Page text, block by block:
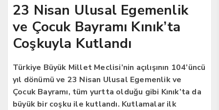
23 Nisan Ulusal Egemenlik
ve Çocuk Bayramı Kınık’ta
Coşkuyla Kutlandı
Türkiye Büyük Millet Meclisi’nin açılışının 104’üncü
yıl dönümü ve 23 Nisan Ulusal Egemenlik ve
Çocuk Bayramı, tüm yurtta olduğu gibi Kınık’ta da
büyük bir coşku ile kutlandı. Kutlamalar ilk